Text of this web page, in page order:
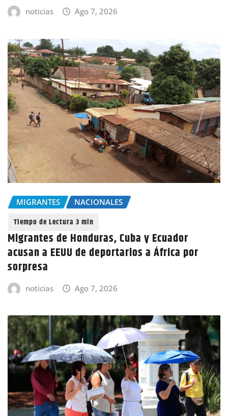
noticias Ago 7, 2026
MIGRANTES NACIONALES
Migrantes de Honduras, Cuba y Ecuador
acusan a EEUU de deportarlos a África por
sorpresa
noticias Ago 7, 2026